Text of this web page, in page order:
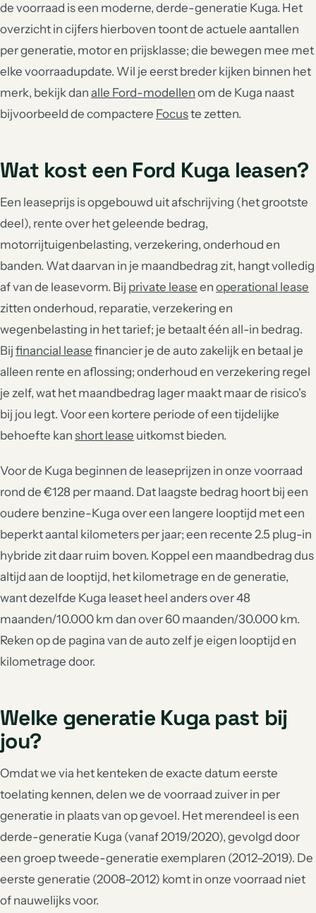
de voorraad is een moderne, derde-generatie Kuga. Het
overzicht in cijfers hierboven toont de actuele aantallen
per generatie, motor en prijsklasse; die bewegen mee met
elke voorraadupdate. Wil je eerst breder kijken binnen het
merk, bekijk dan alle Ford-modellen om de Kuga naast
bijvoorbeeld de compactere Focuste zetten.
Wat kost een Ford Kuga leasen?
Een leaseprijs is opgebouwd uit afschrijving (het grootste
deel), rente over het geleende bedrag,
motorrijtuigenbelasting, verzekering, onderhoud en
banden. Wat daarvan in je maandbedrag zit, hangt volledig
af van de leasevorm. Bij private lease en operational lease
zitten onderhoud, reparatie, verzekering en
wegenbelasting in het tarief; je betaalt één all-in bedrag.
Bij financial lease financier je de auto zakelijk en betaal je
alleen rente en aflossing; onderhoud en verzekering regel
je zelf, wat het maandbedrag lager maakt maar de risico's
bij jou legt. Voor een kortere periode of een tijdelijke
behoefte kan short lease uitkomst bieden.
Voor de Kuga beginnen de leaseprijzen in onze voorraad
rond de €128 per maand. Dat laagste bedrag hoort bij een
oudere benzine-Kuga over een langere looptijd met een
beperkt aantal kilometers per jaar; een recente 2.5 plug-in
hybride zit daar ruim boven. Koppel een maandbedrag dus
altijd aan de looptijd, het kilometrage en de generatie,
want dezelfde Kuga leaset heel anders over 48
maanden/10.000 km dan over 60 maanden/30.000 km.
Reken op de pagina van de auto zelf je eigen looptijd en
kilometrage door.
Welke generatie Kuga past bij
jou?
Omdat we via het kenteken de exacte datum eerste
toelating kennen, delen we de voorraad zuiver in per
generatie in plaats van op gevoel. Het merendeel is een
derde-generatie Kuga (vanaf 2019/2020), gevolgd door
een groep tweede-generatie exemplaren (2012–2019). De
eerste generatie (2008–2012) komt in onze voorraad niet
of nauwelijks voor.